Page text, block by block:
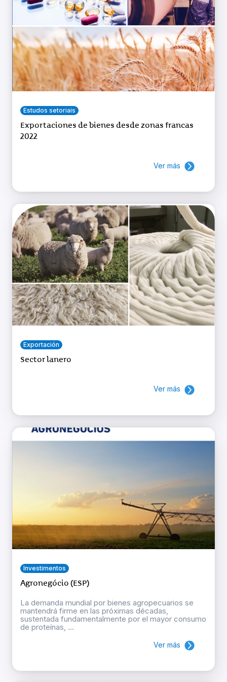
Estudos setoriais
Exportaciones de bienes desde zonas francas
2022
Ver más
Exportación
Sector lanero
Ver más
Investimentos
Agronegócio (ESP)
La demanda mundial por bienes agropecuarios se
mantendrá firme en las próximas décadas,
sustentada fundamentalmente por el mayor consumo
de proteínas, ...
Ver más